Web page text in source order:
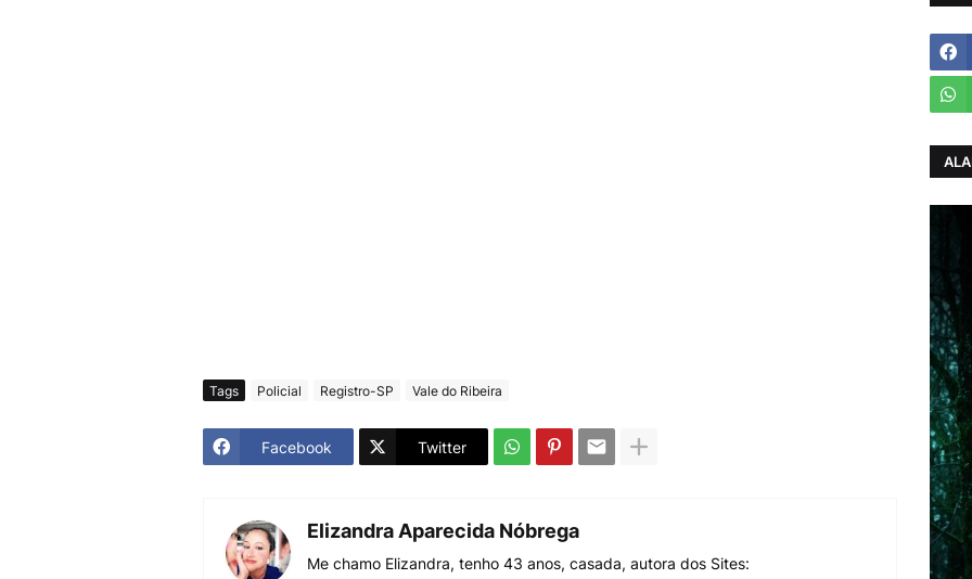
Tags Policial Registro-SP Vale do Ribeira
Facebook Twitter
Elizandra Aparecida Nóbrega
Me chamo Elizandra, tenho 43 anos, casada, autora dos Sites: